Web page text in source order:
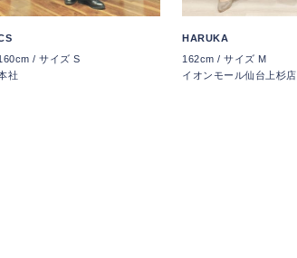
/ サイズ S
社
HARUKA
162cm / サイズ M
イオンモール仙台上杉店